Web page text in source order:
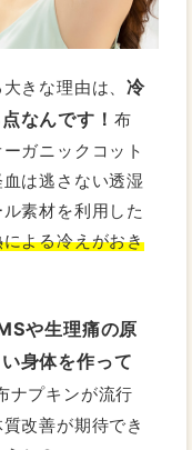
きな理由は、冷
なんです！ 布
ガニックコット
は逃さない透湿
素材を利用した
よる冷えがおき
や生理痛の原
身体を作って
ナプキンが流行
改善が期待でき